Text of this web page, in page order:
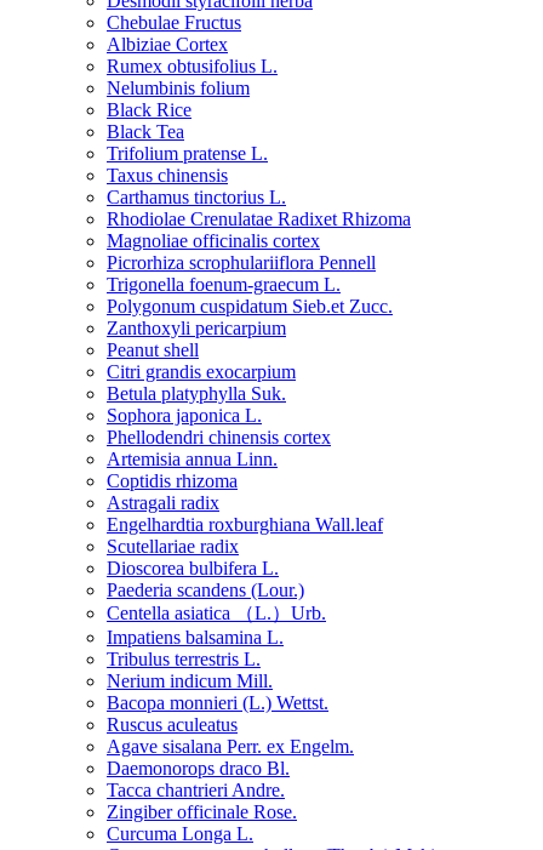
Chebulae Fructus
Albiziae Cortex
Rumex obtusifolius L.
Nelumbinis folium
Black Rice
Black Tea
Trifolium pratense L.
Taxus chinensis
Carthamus tinctorius L.
Rhodiolae Crenulatae Radixet Rhizoma
Magnoliae officinalis cortex
Picrorhiza scrophulariiflora Pennell
Trigonella foenum-graecum L.
Polygonum cuspidatum Sieb.et Zucc.
Zanthoxyli pericarpium
Peanut shell
Citri grandis exocarpium
Betula platyphylla Suk.
Sophora japonica L.
Phellodendri chinensis cortex
Artemisia annua Linn.
Coptidis rhizoma
Astragali radix
Engelhardtia roxburghiana Wall.leaf
Scutellariae radix
Dioscorea bulbifera L.
Paederia scandens (Lour.)
Centella asiatica （L.）Urb.
Impatiens balsamina L.
Tribulus terrestris L.
Nerium indicum Mill.
Bacopa monnieri (L.) Wettst.
Ruscus aculeatus
Agave sisalana Perr. ex Engelm.
Daemonorops draco Bl.
Tacca chantrieri Andre.
Zingiber officinale Rose.
Curcuma Longa L.